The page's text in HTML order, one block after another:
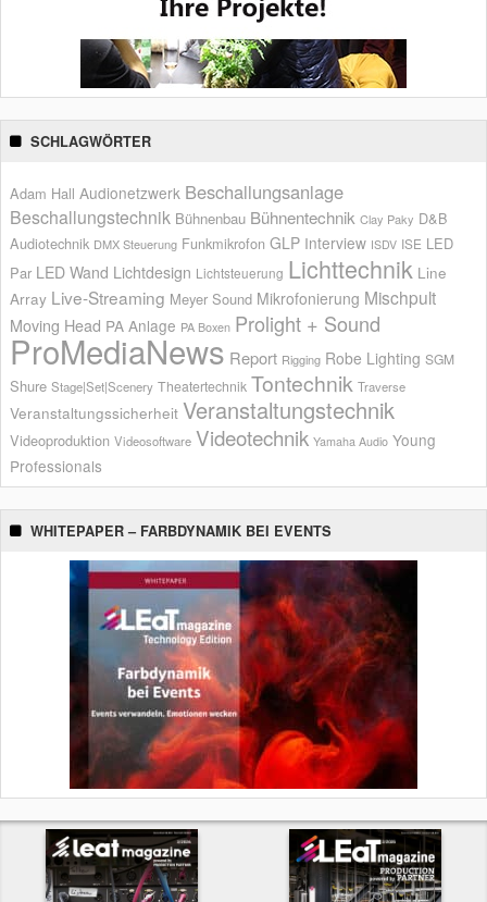
SCHLAGWÖRTER
Adam Hall Audionetzwerk Beschallungsanlage
Beschallungstechnik Bühnenbau Bühnentechnik Clay Paky D&B
Audiotechnik DMX Steuerung Funkmikrofon GLP Interview ISDV ISE LED
Par LED Wand Lichtdesign Lichtsteuerung Lichttechnik Line
Array Live-Streaming Meyer Sound Mikrofonierung Mischpult
Moving Head PA Anlage PA Boxen Prolight + Sound
ProMediaNews Report Rigging Robe Lighting SGM
Shure Stage|Set|Scenery Theatertechnik Tontechnik Traverse
Veranstaltungssicherheit Veranstaltungstechnik
Videoproduktion Videosoftware Videotechnik Yamaha Audio Young
Professionals
WHITEPAPER – FARBDYNAMIK BEI EVENTS